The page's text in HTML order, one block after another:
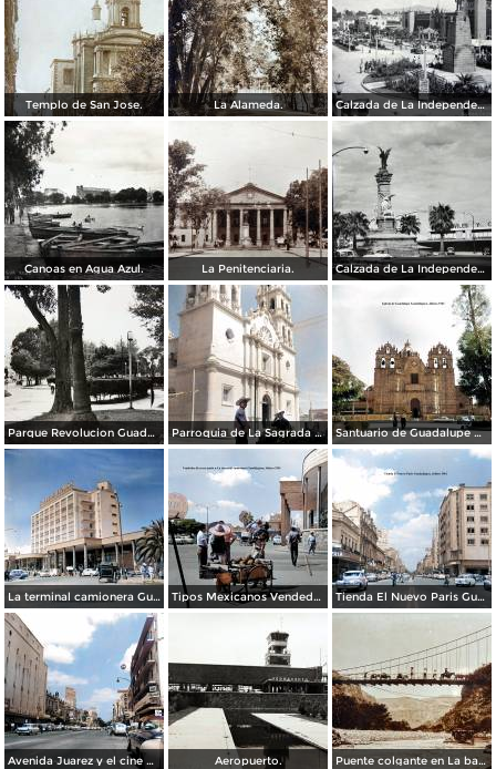
Templo de San Jose. La Alameda. Calzada de La Independencia y Mto. a Juarez Guadalajara, Jalisco. ( Circulada el 5 de Septiembre de 1929 ).
Canoas en Agua Azul. La Penitenciaria. Calzada de La Independencia Guadalajara, Jalisco.
Parque Revolucion Guadalajara, Jalisco. Parroquia de La Sagrada familia Guadalajara, Jalisco 1961. Santuario de Guadalupe Guadalajara, Jalisco 1961.
La terminal camionera Guadalajara, Jalisco 1961 Tipos Mexicanos Vendedor de cocos junto a La terminal camionera Guadalajara, Jalisco 1961 Tienda El Nuevo Paris Guadalajara, Jalisco 1961
Avenida Juarez y el cine Variedades Guadalajara, Jalisco 1961 Aeropuerto. Puente colgante en La barranca de Oblatos.